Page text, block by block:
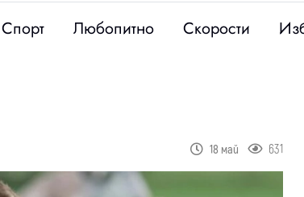
Спорт Любопитно Скорости
18 май 631